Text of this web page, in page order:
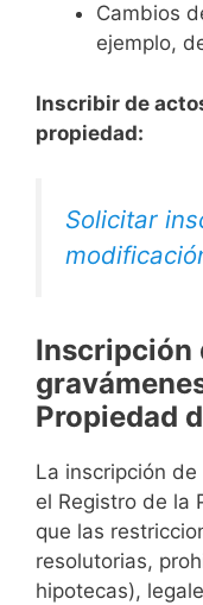
Cambios
ejemplo,
Inscribir de
propiedad:
Solicitar
Inscripción
Propiedad
La inscripción
el Registro de la
que las
resolutorias,
hipotecas),